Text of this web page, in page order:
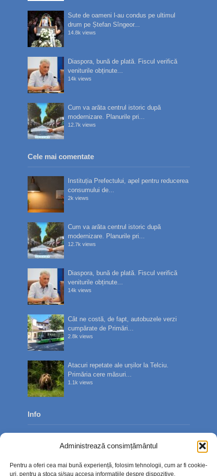
Administrează consimțământul
Pentru a oferi cea mai bună experiență, folosim tehnologii, cum ar fi cookie-
uri, pentru a stoca și/sau accesa informațiile despre dispozitive.
Sute de oameni l-au condus pe ultimul
drum pe Ștefan Sîngeor...
14.8k views
Diaspora, bună de plată. Fiscul verifică
veniturile obținute...
14k views
Cum va arăta centrul istoric după
modernizare. Planurile pri...
12.7k views
Cele mai comentate
Instituția Prefectului, apel pentru reducerea
consumului de...
2k views
Cum va arăta centrul istoric după
modernizare. Planurile pri...
12.7k views
Diaspora, bună de plată. Fiscul verifică
veniturile obținute...
14k views
Cât ne costă, de fapt, autobuzele verzi
cumpărate de Primări...
2.8k views
Atacuri repetate ale urșilor la Telciu.
Primăria cere măsuri...
1.1k views
Info
Contact